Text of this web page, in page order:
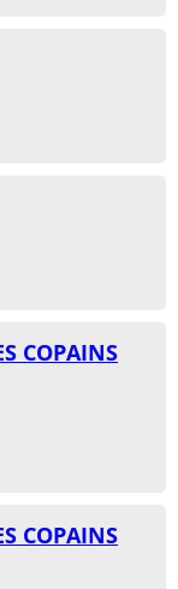
COPAINS
COPAINS